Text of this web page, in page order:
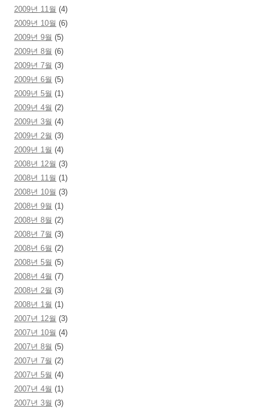
2009년 11월 (4)
2009년 10월 (6)
2009년 9월 (5)
2009년 8월 (6)
2009년 7월 (3)
2009년 6월 (5)
2009년 5월 (1)
2009년 4월 (2)
2009년 3월 (4)
2009년 2월 (3)
2009년 1월 (4)
2008년 12월 (3)
2008년 11월 (1)
2008년 10월 (3)
2008년 9월 (1)
2008년 8월 (2)
2008년 7월 (3)
2008년 6월 (2)
2008년 5월 (5)
2008년 4월 (7)
2008년 2월 (3)
2008년 1월 (1)
2007년 12월 (3)
2007년 10월 (4)
2007년 8월 (5)
2007년 7월 (2)
2007년 5월 (4)
2007년 4월 (1)
2007년 3월 (3)